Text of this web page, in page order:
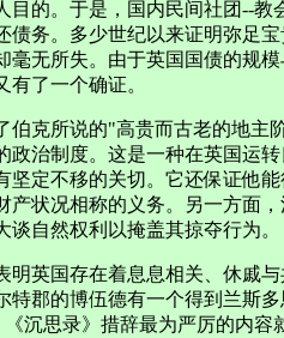
的。于是，国内民间社团--教
债务。多少世纪以来证明弥足
毫无所失。由于英国国债的规
了一个确证。
克所说的"高贵而古老的地主
政治制度。这是一种在英国运
坚定不移的关切。它还保证他
产状况相称的义务。另一方面
自然权利以掩盖其掠夺行为。
英国存在着息息相关、休戚与
特郡的博伍德有一个得到兰斯
《沉思录》措辞最为严厉的内